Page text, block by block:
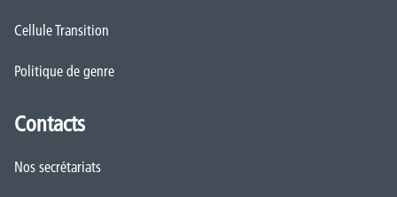
Cellule Transition
Politique de genre
Contacts
Nos secrétariats